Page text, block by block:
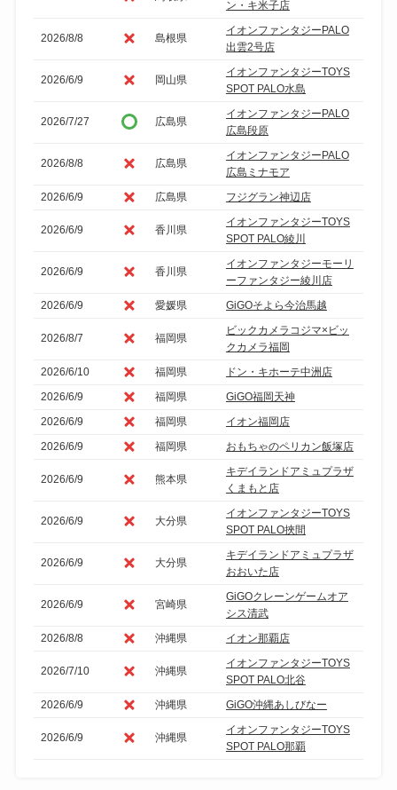
ン・キ米子店
2026/8/8 島根県
イオンファンタジーPALO
出雲2号店
2026/6/9 岡山県
イオンファンタジーTOYS
SPOT PALO水島
2026/7/27 広島県
イオンファンタジーPALO
広島段原
2026/8/8 広島県
イオンファンタジーPALO
広島ミナモア
2026/6/9
広島県 フジグラン神辺店
2026/6/9 香川県
イオンファンタジーTOYS
SPOT PALO綾川
2026/6/9 香川県
イオンファンタジーモーリ
ーファンタジー綾川店
2026/6/9
愛媛県 GiGOそよら今治馬越
2026/8/7 福岡県
ビックカメラコジマ×ビッ
クカメラ福岡
2026/6/10
福岡県
ドン・キホーテ中洲店
2026/6/9
福岡県
GiGO福岡天神
2026/6/9
福岡県
イオン福岡店
2026/6/9
福岡県 おもちゃのペリカン飯塚店
2026/6/9 熊本県
キデイランドアミュプラザ
くまもと店
2026/6/9 大分県
イオンファンタジーTOYS
SPOT PALO挾間
2026/6/9 大分県
キデイランドアミュプラザ
おおいた店
2026/6/9 宮崎県
GiGOクレーンゲームオア
シス清武
2026/8/8
沖縄県 イオン那覇店
2026/7/10 沖縄県
イオンファンタジーTOYS
SPOT PALO北谷
2026/6/9
沖縄県 GiGO沖縄あしびなー
2026/6/9 沖縄県
イオンファンタジーTOYS
SPOT PALO那覇